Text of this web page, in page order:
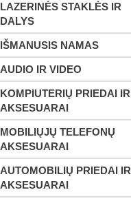
LAZERINĖS STAKLĖS IR
DALYS
IŠMANUSIS NAMAS
AUDIO IR VIDEO
KOMPIUTERIŲ PRIEDAI IR
AKSESUARAI
MOBILIŲJŲ TELEFONŲ
AKSESUARAI
AUTOMOBILIŲ PRIEDAI IR
AKSESUARAI